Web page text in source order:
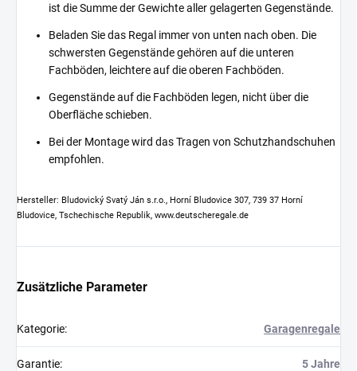
ist die Summe der Gewichte aller gelagerten Gegenstände.
Beladen Sie das Regal immer von unten nach oben. Die
schwersten Gegenstände gehören auf die unteren
Fachböden, leichtere auf die oberen Fachböden.
Gegenstände auf die Fachböden legen, nicht über die
Oberfläche schieben.
Bei der Montage wird das Tragen von Schutzhandschuhen
empfohlen.
Hersteller: Bludovický Svatý Ján s.r.o., Horní Bludovice 307, 739 37 Horní
Bludovice, Tschechische Republik, www.deutscheregale.de
Zusätzliche Parameter
Kategorie: Garagenregale
Garantie: 5 Jahre